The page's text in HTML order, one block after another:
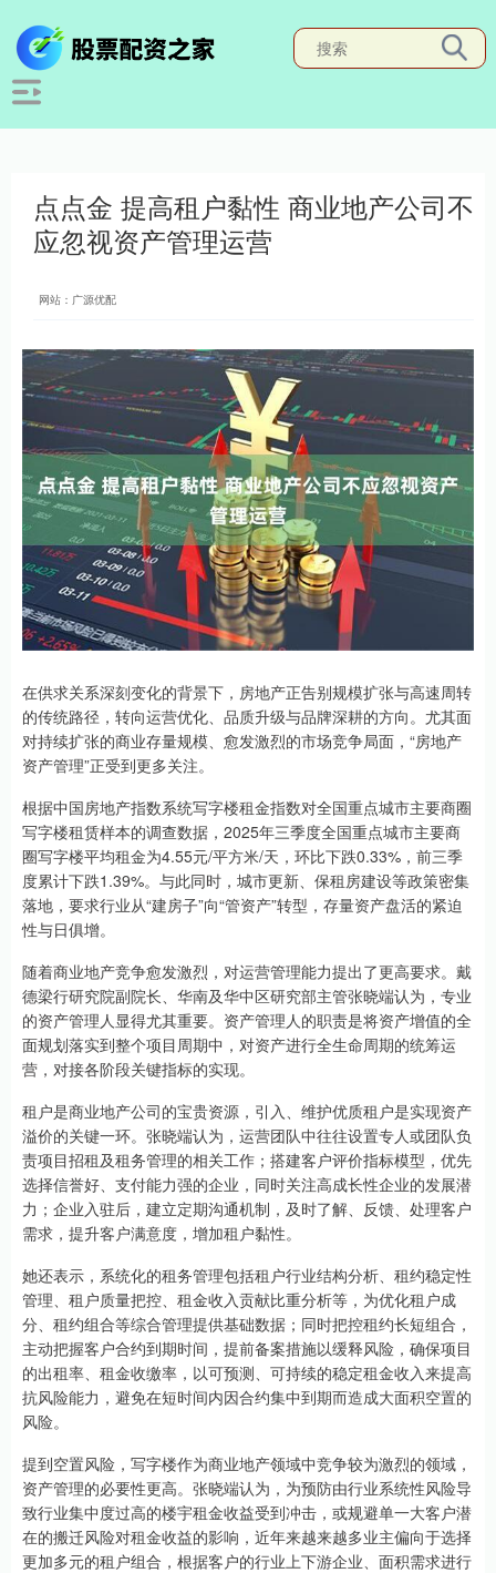
点点金 提高租户黏性 商业地产公司不
应忽视资产管理运营
网站：广源优配
在供求关系深刻变化的背景下，房地产正告别规模扩张与高速周转
的传统路径，转向运营优化、品质升级与品牌深耕的方向。尤其面
对持续扩张的商业存量规模、愈发激烈的市场竞争局面，“房地产
资产管理”正受到更多关注。
根据中国房地产指数系统写字楼租金指数对全国重点城市主要商圈
写字楼租赁样本的调查数据，2025年三季度全国重点城市主要商
圈写字楼平均租金为4.55元/平方米/天，环比下跌0.33%，前三季
度累计下跌1.39%。与此同时，城市更新、保租房建设等政策密集
落地，要求行业从“建房子”向“管资产”转型，存量资产盘活的紧迫
性与日俱增。
随着商业地产竞争愈发激烈，对运营管理能力提出了更高要求。戴
德梁行研究院副院长、华南及华中区研究部主管张晓端认为，专业
的资产管理人显得尤其重要。资产管理人的职责是将资产增值的全
面规划落实到整个项目周期中，对资产进行全生命周期的统筹运
营，对接各阶段关键指标的实现。
租户是商业地产公司的宝贵资源，引入、维护优质租户是实现资产
溢价的关键一环。张晓端认为，运营团队中往往设置专人或团队负
责项目招租及租务管理的相关工作；搭建客户评价指标模型，优先
选择信誉好、支付能力强的企业，同时关注高成长性企业的发展潜
力；企业入驻后，建立定期沟通机制，及时了解、反馈、处理客户
需求，提升客户满意度，增加租户黏性。
她还表示，系统化的租务管理包括租户行业结构分析、租约稳定性
管理、租户质量把控、租金收入贡献比重分析等，为优化租户成
分、租约组合等综合管理提供基础数据；同时把控租约长短组合，
主动把握客户合约到期时间，提前备案措施以缓释风险，确保项目
的出租率、租金收缴率，以可预测、可持续的稳定租金收入来提高
抗风险能力，避免在短时间内因合约集中到期而造成大面积空置的
风险。
提到空置风险，写字楼作为商业地产领域中竞争较为激烈的领域，
资产管理的必要性更高。张晓端认为，为预防由行业系统性风险导
致行业集中度过高的楼宇租金收益受到冲击，或规避单一大客户潜
在的搬迁风险对租金收益的影响，近年来越来越多业主偏向于选择
更加多元的租户组合，根据客户的行业上下游企业、面积需求进行